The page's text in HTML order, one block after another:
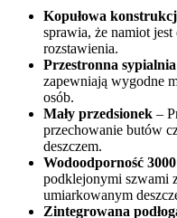
Kopułowa
sprawia, że namiot
rozstawienia.
Przestronna
zapewniają wygodne
osób.
Mały przedsionek –
przechowanie butów
deszczem.
Wodoodporność
podklejonymi szwami
umiarkowanym
Zintegrowana